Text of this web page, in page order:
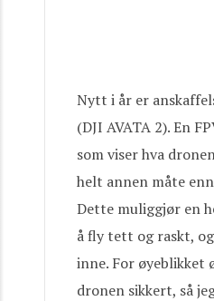
Nytt i år er
(DJI AVATA 2). En
som viser hva
helt annen måte
Dette muliggjør en
å fly tett og raskt,
inne. For øyeblikket
dronen sikkert, så